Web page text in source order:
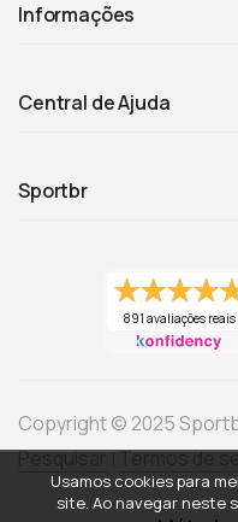
Informações
Central de Ajuda
Sportbr
891 avaliações reais
Copyright © 2025
Pesquisar Termos de
Usamos cookies para
site. Ao navegar neste